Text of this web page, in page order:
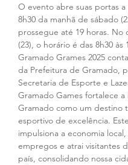
O evento abre suas portas
8h30 da manhã de sábado
prossegue até 19 horas. No
(23), o horário é das 8h30 às
Gramado Grames 2025
da Prefeitura de Gramado,
Secretaria de Esporte e
Gramado Games fortalece
Gramado como um destino
esportivo de excelência.
impulsiona a economia
empregos e atrai visitantes
país, consolidando nossa